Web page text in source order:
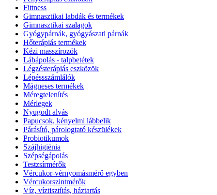
Fittness
Gimnasztikai labdák és termékek
Gimnasztikai szalagok
Gyógypárnák, gyógyászati párnák
Hőterápiás termékek
Kézi masszírozók
Lábápolás - talpbetétek
Légzésterápiás eszközök
Lépéssszámlálók
Mágneses termékek
Méregtelenítés
Mérlegek
Nyugodt alvás
Papucsok, kényelmi lábbelik
Párásító, párologtató készülékek
Probiotikumok
Szájhigiénia
Szépségápolás
Testzsírmérők
Vércukor-vérnyomásmérő egyben
Vércukorszintmérők
Víz, víztisztítás, háztartás